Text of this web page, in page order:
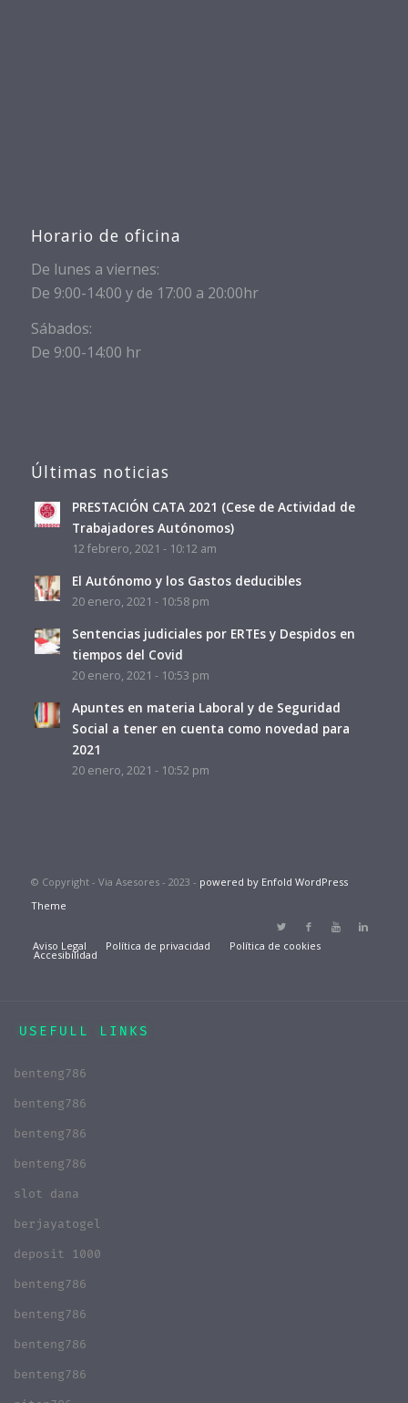
Horario de oficina
De lunes a viernes:
De 9:00-14:00 y de 17:00 a 20:00hr
Sábados:
De 9:00-14:00 hr
Últimas noticias
PRESTACIÓN CATA 2021 (Cese de Actividad de
Trabajadores Autónomos)
12 febrero, 2021 - 10:12 am
El Autónomo y los Gastos deducibles
20 enero, 2021 - 10:58 pm
Sentencias judiciales por ERTEs y Despidos en
tiempos del Covid
20 enero, 2021 - 10:53 pm
Apuntes en materia Laboral y de Seguridad
Social a tener en cuenta como novedad para
2021
20 enero, 2021 - 10:52 pm
© Copyright - Via Asesores - 2023 - powered by Enfold WordPress
Theme
Aviso Legal Política de privacidad Política de cookies
Accesibilidad
USEFULL LINKS
benteng786
benteng786
benteng786
benteng786
slot dana
berjayatogel
deposit 1000
benteng786
benteng786
benteng786
benteng786